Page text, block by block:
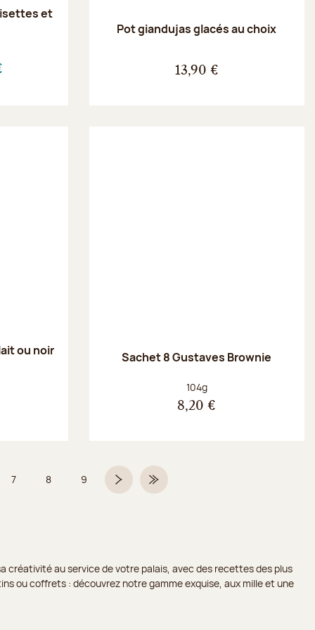
et
Pot giandujas glacés au choix
13,90 €
ou noir
Sachet 8 Gustaves Brownie
Poids net :
104g
8,20 €
sur 9
Page
7 Page
8 Page
9 Page suivanteDernière page
créativité au service de votre palais, avec des recettes des plus
ou coffrets : découvrez notre gamme exquise, aux mille et une